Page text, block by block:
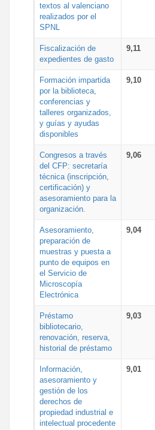
textos al valenciano
realizados por el
SPNL
Fiscalización de
expedientes de gasto
9,11
Formación impartida
por la biblioteca,
conferencias y
talleres organizados,
y guías y ayudas
disponibles
9,10
Congresos a través
del CFP: secretaría
técnica (inscripción,
certificación) y
asesoramiento para la
organización.
9,06
Asesoramiento,
preparación de
muestras y puesta a
punto de equipos en
el Servicio de
Microscopía
Electrónica
9,04
Préstamo
bibliotecario,
renovación, reserva,
historial de préstamo
9,03
Información,
asesoramiento y
gestión de los
derechos de
propiedad industrial e
intelectual procedente
9,01